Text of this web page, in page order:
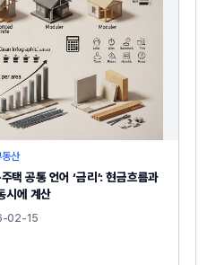
동산
택 공통 언어 ‘금리’: 현금흐름과
시에 계산
02-15